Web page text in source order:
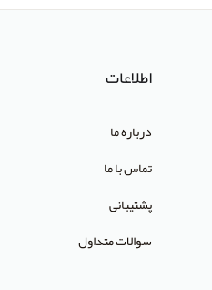
اطلاعات
درباره ما
تماس با ما
پشتیبانی
سوالات متداول